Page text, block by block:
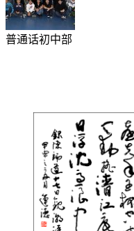
普通话初中部